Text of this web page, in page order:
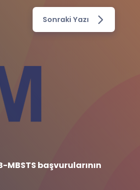
için Öneriler
Tek Takvimde
Sepetin Şu An Boş.
Sonraki Yazı
MBSTS başvurularının